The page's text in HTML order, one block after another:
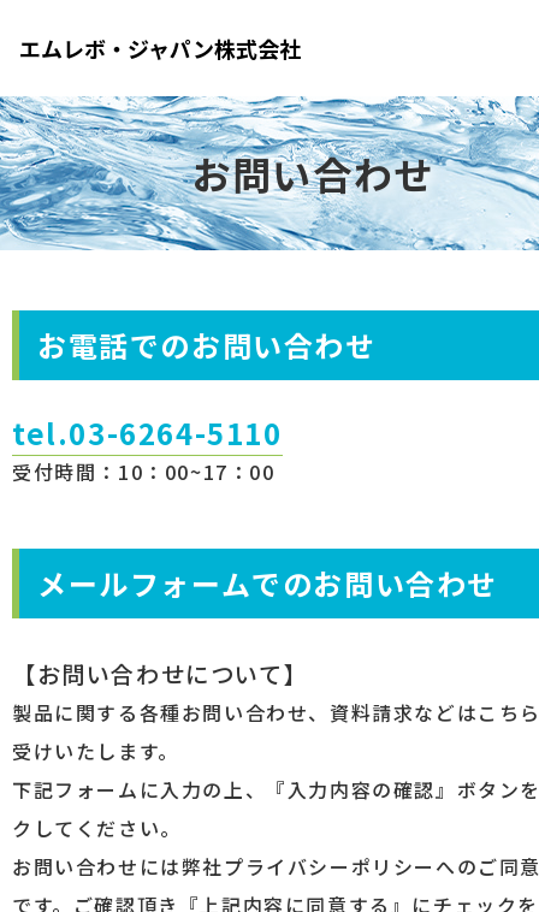
エムレボ・ジャパン株式会社
お問い合わせ
お電話でのお問い合わせ
tel.03-6264-5110
受付時間：10：00~17：00
メールフォームでのお問い合わせ
【お問い合わせについて】
製品に関する各種お問い合わせ、資料請求などはこち
受けいたします。
下記フォームに入力の上、『入力内容の確認』ボタン
クしてください。
お問い合わせには弊社プライバシーポリシーへのご同
です。ご確認頂き『上記内容に同意する』にチェック